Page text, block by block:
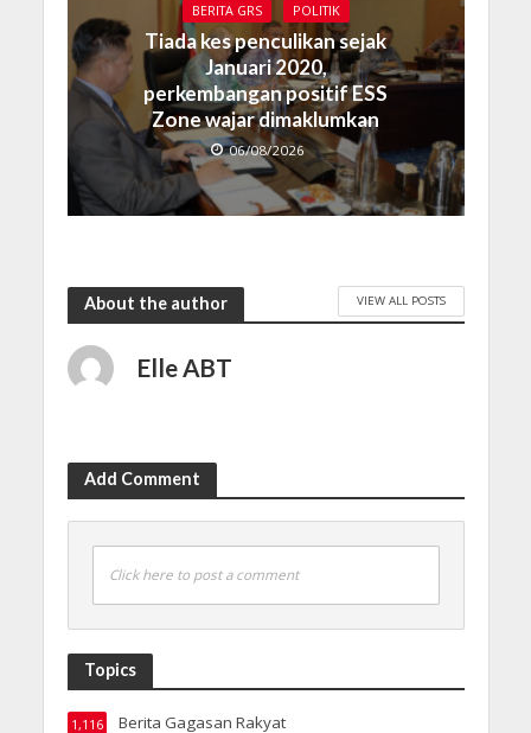
BERITA GRS POLITIK
Tiada kes penculikan sejak
Januari 2020,
perkembangan positif ESS
Zone wajar dimaklumkan
06/08/2026
About the author VIEW ALL POSTS
Elle ABT
Add Comment
Click here to post a comment
Topics
Berita Gagasan Rakyat
1,116